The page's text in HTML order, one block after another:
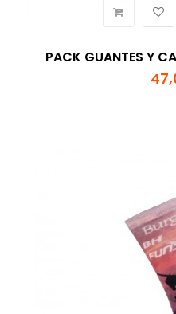
PACK GUANTES Y